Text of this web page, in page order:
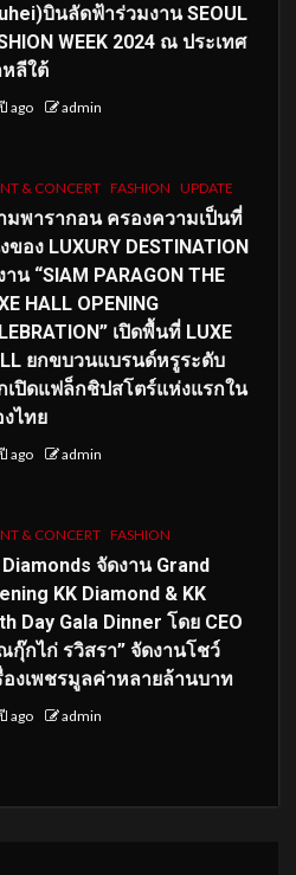
บินลัดฟ้าร่วมงาน SEOUL
WEEK 2024 ณ ประเทศ
หลีใต้
ago admin
& CONCERT FASHION UPDATE
มพารากอน ครองความเป็นที่
ของ LUXURY DESTINATION
าน “SIAM PARAGON THE
HALL OPENING
เปิดพื้นที่ LUXE
ยกขบวนแบรนด์หรูระดับ
เปิดแฟล็กชิปสโตร์แห่งแรกใน
งไทย
ago admin
& CONCERT FASHION
Diamonds จัดงาน Grand
KK Diamond & KK
Day Gala Dinner โดย CEO
กุ๊กไก่ รวิสรา” จัดงานโชว์
องเพชรมูลค่าหลายล้านบาท
ago admin